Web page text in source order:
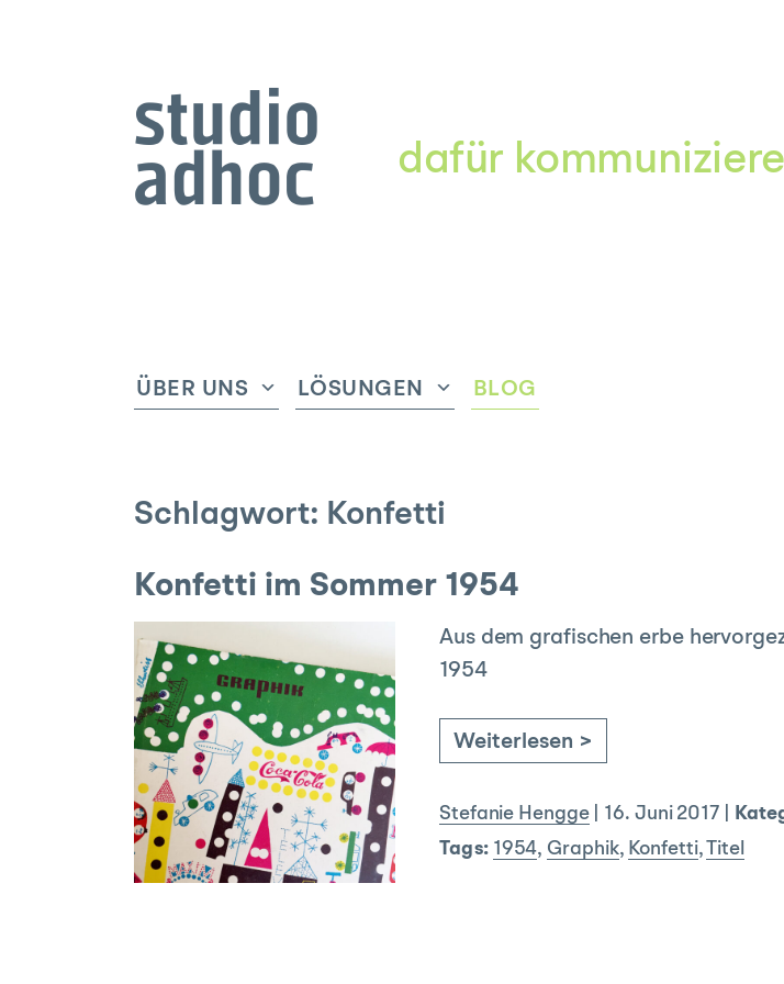
dafür
ÜBER UNS
Untermenü
LÖSUNGEN
Untermenü
BLOG
Schlagwort: Konfetti
Konfetti im Sommer 1954
Aus dem grafischen erbe
1954
Weiterlesen >
Stefanie Hengge| 16. Juni 2017|
Tags: 1954, Graphik, Konfetti, Titel